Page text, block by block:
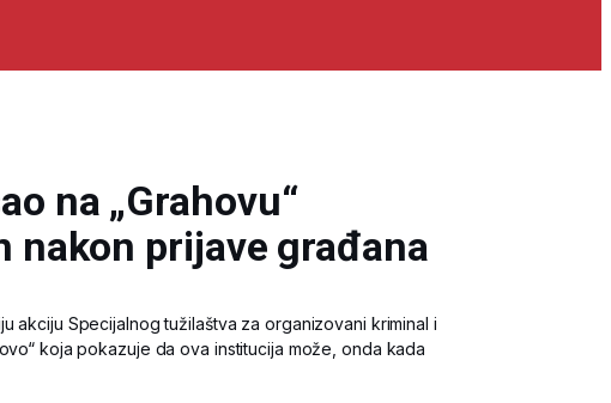
na „Grahovu“
nakon prijave građana
akciju Specijalnog tužilaštva za organizovani kriminal i
koja pokazuje da ova institucija može, onda kada